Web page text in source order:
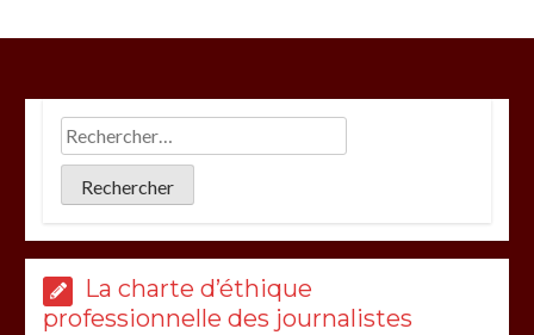
La charte d’éthique
professionnelle des journalistes